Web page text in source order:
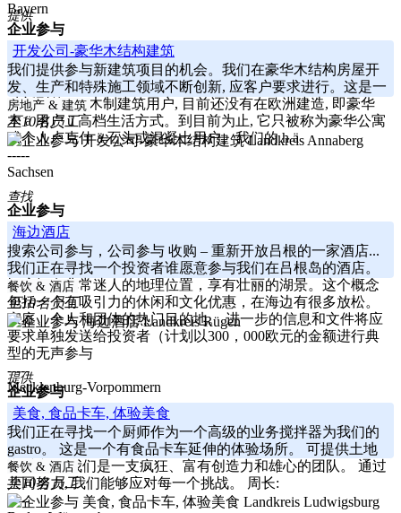
Bayern
提供
企业参与
开发公司-豪华木结构建筑
我们提供参与新建筑项目的机会。我们在豪华木结构房屋开
发、生产和特殊施工领域不断创新, 应客户要求进行。这是一
种新型的 h ä 木制建筑用户, 目前还没有在欧洲建造, 即豪华
木 ä 用户 ü 高档生活方式。到目前为止, 它只被称为豪华公寓
或个人卢克什 ä 石头或混凝土用户。我们的 h ä
-----
Sachsen
房地产 & 建筑
至10名员工
Landkreis Annaberg
查找
企业参与
海边酒店
搜索公司参与，公司参与 收购 – 重新开放吕根的一家酒店...
我们正在寻找一个投资者谁愿意参与我们在吕根岛的酒店。
酒店拥有非常迷人的地理位置，享有壮丽的湖景。这个概念
包括一个有吸引力的休闲和文化优惠，在海边有很多放松。
家庭、个人和团体的热门目的地。 进一步的信息和文件将应
要求单独发送给投资者（计划以300，000欧元的金额进行典
型的无声参与
-----
Mecklenburg-Vorpommern
餐饮 & 酒店
至10名员工
Landkreis Rügen
提供
企业参与
美食, 食品卡车, 体验美食
我们正在寻找一个厨师作为一个高级的业务搅拌器为我们的
gastro。 这是一个有食品卡车延伸的体验场所。 可提供土地
和财产。 我们是一支疯狂、富有创造力和雄心的团队。 通过
共同努力, 我们能够应对每一个挑战。 周长:
-----
餐饮 & 酒店
至10名员工
Landkreis Ludwigsburg